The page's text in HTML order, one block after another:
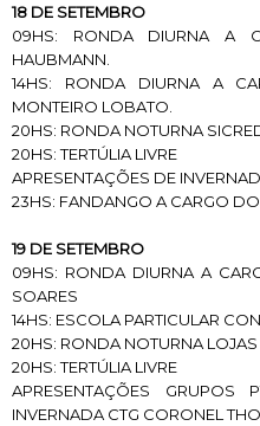
18 DE SETEMBRO
09HS: RONDA DIURNA A
HAUBMANN.
14HS: RONDA DIURNA A
MONTEIRO LOBATO.
20HS: RONDA NOTURNA
20HS: TERTÚLIA LIVRE
APRESENTAÇÕES DE
23HS: FANDANGO A CARGO
19 DE SETEMBRO
09HS: RONDA DIURNA A
SOARES
14HS: ESCOLA PARTICULAR
20HS: RONDA NOTURNA
20HS: TERTÚLIA LIVRE
APRESENTAÇÕES
INVERNADA CTG CORONEL